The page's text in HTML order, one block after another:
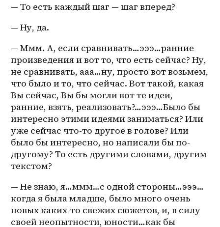
— То есть каждый шаг — шаг вперед?
— Ну, да.
— Ммм. А, если сравнивать…эээ…ранние
произведения и вот то, что есть сейчас? Ну,
не сравнивать, ааа…ну, просто вот возьмем,
что было и то, что сейчас. Вот такой, какая
Вы сейчас, Вы бы могли вот те идеи,
ранние, взять, реализовать?…эээ…Было бы
интересно этими идеями заниматься? Или
уже сейчас что-то другое в голове? Или
было бы интересно, но написали бы по-
другому? То есть другими словами, другим
текстом?
— Не знаю, я…ммм…с одной стороны…эээ…
когда я была младше, было много очень
новых каких-то свежих сюжетов, и, в силу
своей неопытности, юности…как бы